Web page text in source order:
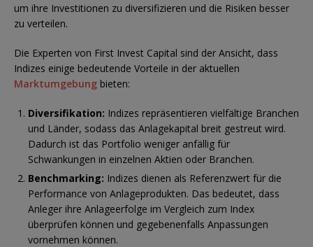
um ihre Investitionen zu diversifizieren und die Risiken besser
zu verteilen.
Die Experten von First Invest Capital sind der Ansicht, dass
Indizes einige bedeutende Vorteile in der aktuellen
Marktumgebung bieten:
Diversifikation: Indizes repräsentieren vielfältige Branchen
und Länder, sodass das Anlagekapital breit gestreut wird.
Dadurch ist das Portfolio weniger anfällig für
Schwankungen in einzelnen Aktien oder Branchen.
Benchmarking: Indizes dienen als Referenzwert für die
Performance von Anlageprodukten. Das bedeutet, dass
Anleger ihre Anlageerfolge im Vergleich zum Index
überprüfen können und gegebenenfalls Anpassungen
vornehmen können.